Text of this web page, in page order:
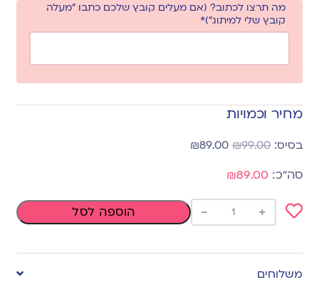
מה תרצו לכתוב? (אם מעלים קובץ שלכם כתבו "מעלה
קובץ שלי למיתוג")*
מחיר וכמויות
₪99.00
₪89.00
₪89.00
to
wishlist
+
- הוספה לסל
משלוחים